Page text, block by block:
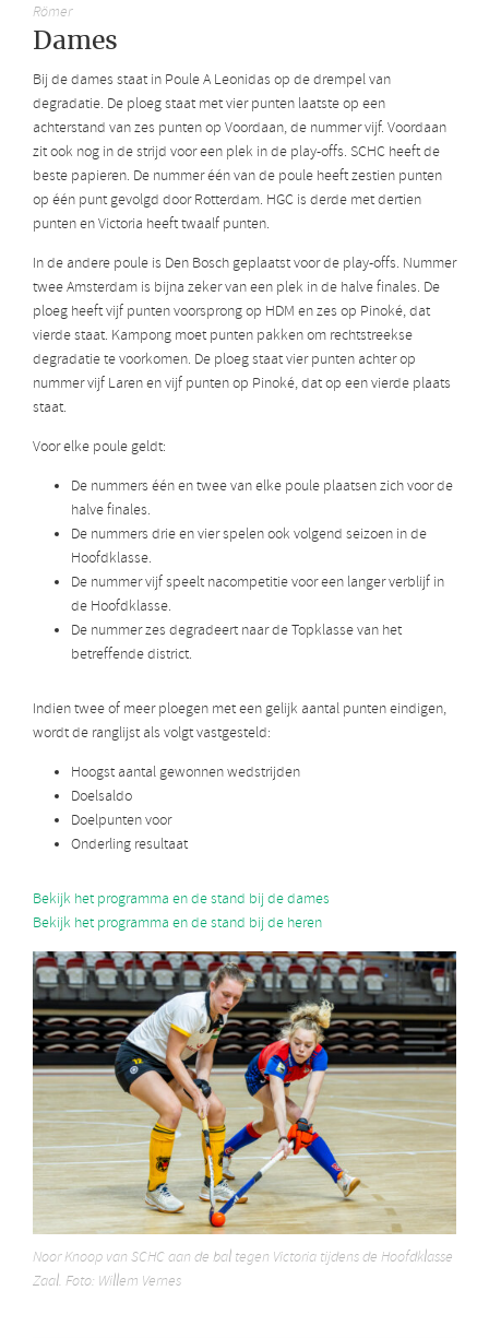
Römer
Dames
Bij de dames staat in Poule A Leonidas op de drempel van
degradatie. De ploeg staat met vier punten laatste op een
achterstand van zes punten op Voordaan, de nummer vijf. Voordaan
zit ook nog in de strijd voor een plek in de play-offs. SCHC heeft de
beste papieren. De nummer één van de poule heeft zestien punten
op één punt gevolgd door Rotterdam. HGC is derde met dertien
punten en Victoria heeft twaalf punten.
In de andere poule is Den Bosch geplaatst voor de play-offs. Nummer
twee Amsterdam is bijna zeker van een plek in de halve finales. De
ploeg heeft vijf punten voorsprong op HDM en zes op Pinoké, dat
vierde staat. Kampong moet punten pakken om rechtstreekse
degradatie te voorkomen. De ploeg staat vier punten achter op
nummer vijf Laren en vijf punten op Pinoké, dat op een vierde plaats
staat.
Voor elke poule geldt:
De nummers één en twee van elke poule plaatsen zich voor de
halve finales.
De nummers drie en vier spelen ook volgend seizoen in de
Hoofdklasse.
De nummer vijf speelt nacompetitie voor een langer verblijf in
de Hoofdklasse.
De nummer zes degradeert naar de Topklasse van het
betreffende district.
Indien twee of meer ploegen met een gelijk aantal punten eindigen,
wordt de ranglijst als volgt vastgesteld:
Hoogst aantal gewonnen wedstrijden
Doelsaldo
Doelpunten voor
Onderling resultaat
Bekijk het programma en de stand bij de dames
Bekijk het programma en de stand bij de heren
Noor Knoop van SCHC aan de bal tegen Victoria tijdens de Hoofdklasse
Zaal. Foto: Willem Vernes